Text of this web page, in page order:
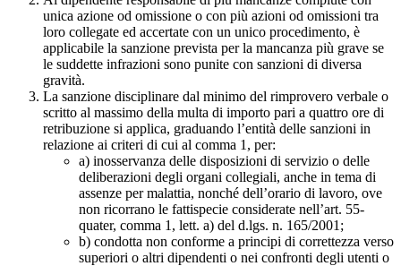
unica azione od omissione o con più azioni od omissioni tra
loro collegate ed accertate con un unico procedimento, è
applicabile la sanzione prevista per la mancanza più grave se
le suddette infrazioni sono punite con sanzioni di diversa
gravità.
La sanzione disciplinare dal minimo del rimprovero verbale o
scritto al massimo della multa di importo pari a quattro ore di
retribuzione si applica, graduando l’entità delle sanzioni in
relazione ai criteri di cui al comma 1, per:
a) inosservanza delle disposizioni di servizio o delle
deliberazioni degli organi collegiali, anche in tema di
assenze per malattia, nonché dell’orario di lavoro, ove
non ricorrano le fattispecie considerate nell’art. 55-
quater, comma 1, lett. a) del d.lgs. n. 165/2001;
b) condotta non conforme a principi di correttezza verso
superiori o altri dipendenti o nei confronti degli utenti o